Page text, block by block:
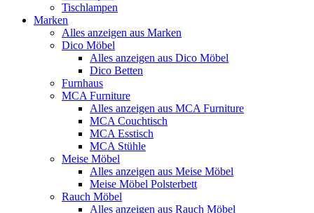
Tischlampen
Marken
Alles anzeigen aus Marken
Dico Möbel
Alles anzeigen aus Dico Möbel
Dico Betten
Furnhaus
MCA Furniture
Alles anzeigen aus MCA Furniture
MCA Couchtisch
MCA Esstisch
MCA Stühle
Meise Möbel
Alles anzeigen aus Meise Möbel
Meise Möbel Polsterbett
Rauch Möbel
Alles anzeigen aus Rauch Möbel